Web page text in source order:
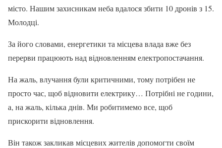
місто. Нашим захисникам неба вдалося збити 10 дронів з 15.
Молодці.
За його словами, енергетики та місцева влада вже без
перерви працюють над відновленням електропостачання.
На жаль, влучання були критичними, тому потрібен не
просто час, щоб відновити електрику… Потрібні не години,
а, на жаль, кілька днів. Ми робитимемо все, щоб
прискорити відновлення.
Він також закликав місцевих жителів допомогти своїм